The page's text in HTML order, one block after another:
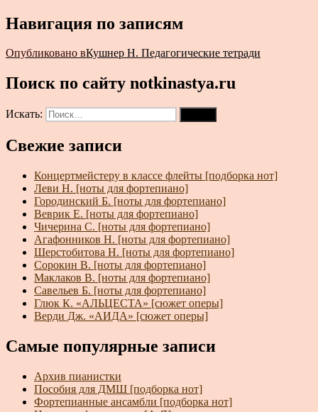
Навигация по записям
Опубликовано вКушнер Н. Педагогические тетради
Поиск по сайту notkinastya.ru
Искать:
Свежие записи
Концертмейстеру в классе флейты [подборка нот]
Леви Н. [ноты для фортепиано]
Городинский Б. [ноты для фортепиано]
Веврик Е. [ноты для фортепиано]
Чичерина С. [ноты для фортепиано]
Агафонников Н. [ноты для фортепиано]
Шерстобитова Н. [ноты для фортепиано]
Сорокин В. [ноты для фортепиано]
Маклаков В. [ноты для фортепиано]
Савельев Б. [ноты для фортепиано]
Глюк К. «АЛЬЦЕСТА» [сюжет оперы]
Верди Дж. «АИДА» [сюжет оперы]
Самые популярные записи
Архив пианистки
Пособия для ДМШ [подборка нот]
Фортепианные ансамбли [подборка нот]